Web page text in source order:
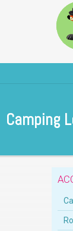
Camping